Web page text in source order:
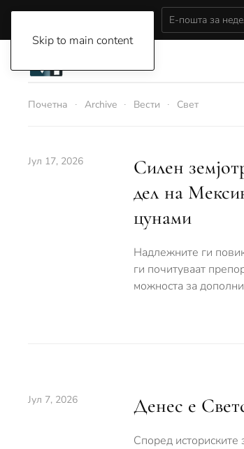
Skip to main content
Почетна Archive Вести Свет
Јул 17, 2026
Силен
дел на
цунами
Надлежните ги
ги почитуваат
можноста за
Јул 7, 2026 Денес е
Според историските